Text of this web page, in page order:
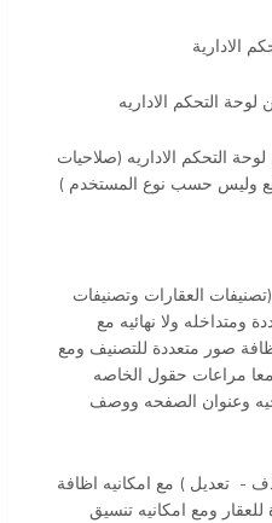
الادارية
التحكم الاداريه
التحكم الاداريه (صلاحيات
وليس حسب نوع المستخدم )
العقارات وتصنيفات
ومتداخله ولا نهائيه مع
صور متعددة للتصنيف ومع
مراعات حقول الخاصه
وعنوان الصفحه ووصف
- تعديل ) مع امكانيه اظافة
ومع امكانيه تنسيق